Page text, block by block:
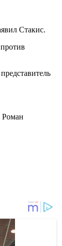
Стакис.
Роман